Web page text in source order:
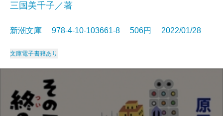
三国美千子／著
新潮文庫 978-4-10-103661-8 506円 2022/01/28
文庫電子書籍あり